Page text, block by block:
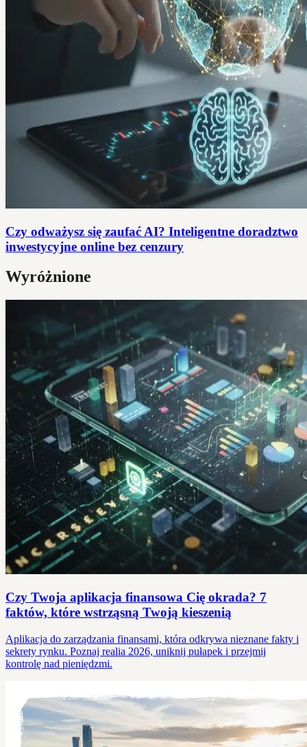
Czy odważysz się zaufać AI? Inteligentne doradztwo
inwestycyjne online bez cenzury
Wyróżnione
Czy Twoja aplikacja finansowa Cię okrada? 7
faktów, które wstrząsną Twoją kieszenią
Aplikacja do zarządzania finansami, która odkrywa nieznane fakty i
sekrety rynku. Poznaj realia 2026, uniknij pułapek i przejmij
kontrolę nad pieniędzmi.